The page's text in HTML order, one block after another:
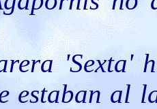
'Sexta'
estaban al